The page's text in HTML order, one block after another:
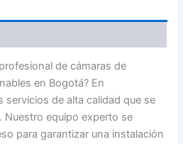
de cámaras de
en Bogotá? En
servicios de alta calidad que se
Nuestro equipo experto se
para garantizar una instalación